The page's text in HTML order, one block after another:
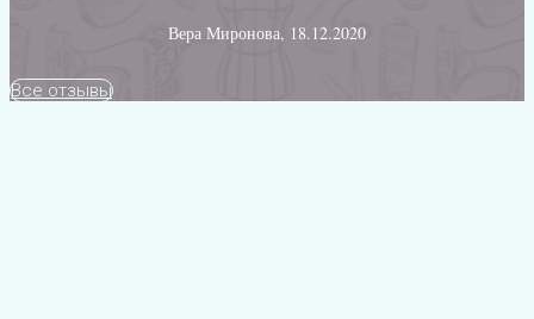
Вера Миронова, 18.12.2020
Все отзывы